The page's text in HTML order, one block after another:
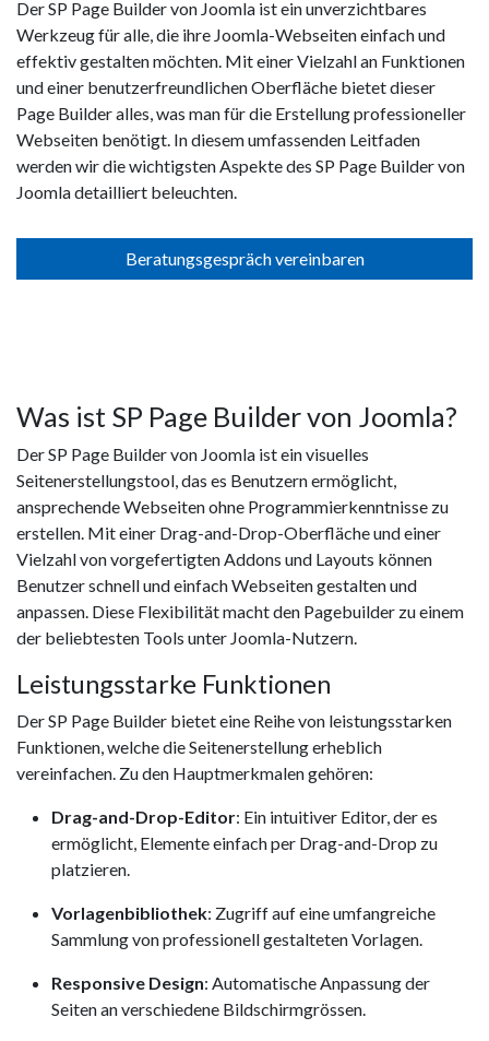
Der SP Page Builder von Joomla ist ein unverzichtbares
Werkzeug für alle, die ihre Joomla-Webseiten einfach und
effektiv gestalten möchten. Mit einer Vielzahl an Funktionen
und einer benutzerfreundlichen Oberfläche bietet dieser
Page Builder alles, was man für die Erstellung professioneller
Webseiten benötigt. In diesem umfassenden Leitfaden
werden wir die wichtigsten Aspekte des SP Page Builder von
Joomla detailliert beleuchten.
Beratungsgespräch vereinbaren
Was ist SP Page Builder von Joomla?
Der SP Page Builder von Joomla ist ein visuelles
Seitenerstellungstool, das es Benutzern ermöglicht,
ansprechende Webseiten ohne Programmierkenntnisse zu
erstellen. Mit einer Drag-and-Drop-Oberfläche und einer
Vielzahl von vorgefertigten Addons und Layouts können
Benutzer schnell und einfach Webseiten gestalten und
anpassen. Diese Flexibilität macht den Pagebuilder zu einem
der beliebtesten Tools unter Joomla-Nutzern.
Leistungsstarke Funktionen
Der SP Page Builder bietet eine Reihe von leistungsstarken
Funktionen, welche die Seitenerstellung erheblich
vereinfachen. Zu den Hauptmerkmalen gehören:
Drag-and-Drop-Editor: Ein intuitiver Editor, der es
ermöglicht, Elemente einfach per Drag-and-Drop zu
platzieren.
Vorlagenbibliothek: Zugriff auf eine umfangreiche
Sammlung von professionell gestalteten Vorlagen.
Responsive Design: Automatische Anpassung der
Seiten an verschiedene Bildschirmgrössen.